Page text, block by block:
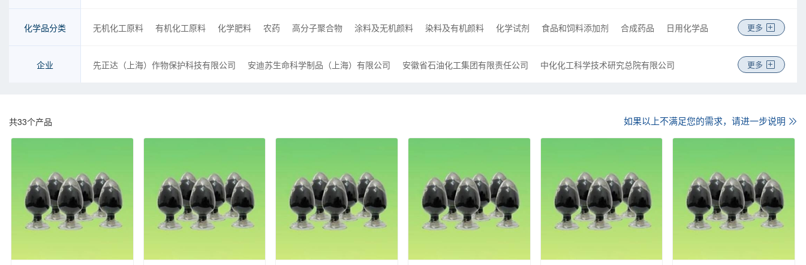
化学品分类 无机化工原料 有机化工原料 化学肥料 农药 高分子聚合物 涂料及无机颜料 染料及有机颜料 化学试剂 食品和饲料添加剂 合成药品
日用化学品
更多
企业 先正达（上海）作物保护科技有限公司 安迪苏生命科学制品（上海）有限公司 安徽省石油化工集团有限责任公司
中化化工科学技术研究总院有限公司
黎明化工研究设计院有限责任公司
昊华气体有限公司
中昊北方涂料工业研究设计院有限公司 德州实华化工有限公司 德州实华泰安分公司 昊华宇航化工有限责任公司
黑龙江昊华化工有限公司
锦西化工研究院有限公司
中国化工集团曙光橡胶工业研究设计院有限公司 山纳合成橡胶有限责任公司
广西蓝星大华化工有限责任公司
北京市碳纤维工程技术研究中心
兰州蓝星纤维有限公司 西北橡胶塑料研究设计院有限公司
北京橡胶工业研究设计院有限公司
中国化工株洲橡胶研究设计院有限公司
沈阳橡胶研究设计院有限公司 中昊（大连）化工研究设计院有限公司 广州合成材料研究院有限公司
昊华骏化集团有限公司
更多
共33个产品 如果以上不满足您的需求，请进一步说明